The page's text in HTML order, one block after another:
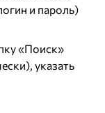
и пароль)
«Поиск»
указать